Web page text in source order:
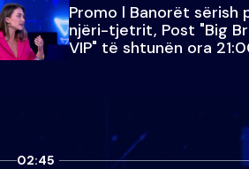
Promo l Banorët sërish
njëri-tjetrit, Post "Big
VIP" të shtunën ora
02:45